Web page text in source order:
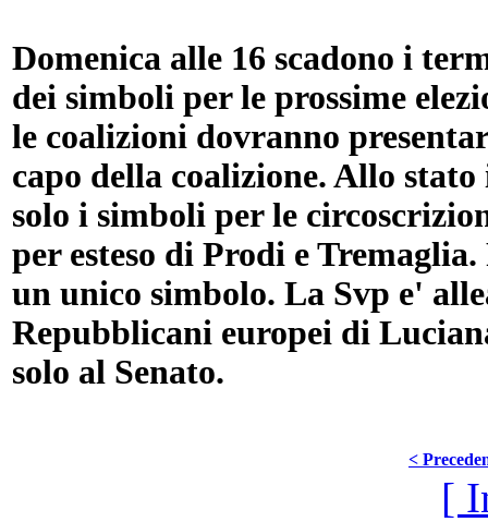
Domenica alle 16 scadono i
dei simboli per le prossime
le coalizioni dovranno
capo della coalizione. Allo
solo i simboli per le
per esteso di Prodi e
un unico simbolo. La Svp e'
Repubblicani europei di
solo al Senato.
<
[